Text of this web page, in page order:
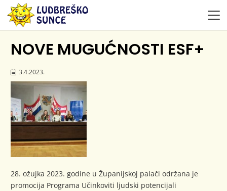
NOVE MUGUĆNOSTI ESF+
3.4.2023.
28. ožujka 2023. godine u Županijskoj palači održana je
promocija Programa Učinkoviti ljudski potencijali